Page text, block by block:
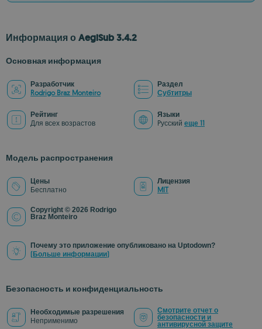
Информация о AegiSub 3.4.2
Основная информация
Разработчик
Rodrigo Braz Monteiro
Раздел
Субтитры
Рейтинг
Для всех возрастов
Языки
Pусский еще 11
Модель распространения
Цены
Бесплатно
Лицензия
MIT
Copyright © 2026 Rodrigo
Braz Monteiro
Почему это приложение опубликовано на Uptodown?
(Больше информации)
Безопасность и конфиденциальность
Необходимые разрешения
Неприменимо
Смотрите отчет о
безопасности и
антивирусной защите